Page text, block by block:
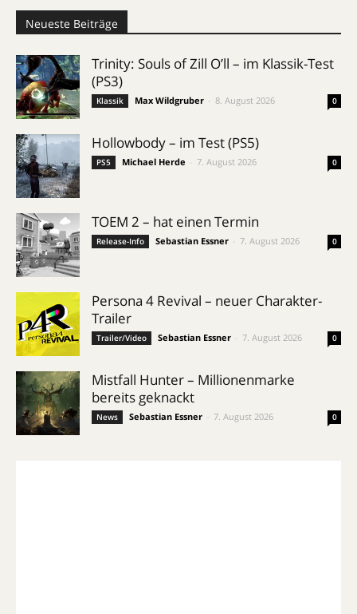
Neueste Beiträge
Trinity: Souls of Zill O’ll – im Klassik-Test
(PS3)
Klassik Max Wildgruber 8. August 2026 0
Hollowbody – im Test (PS5)
PS5 Michael Herde 7. August 2026 0
TOEM 2 – hat einen Termin
Release-Info Sebastian Essner 7. August 2026 0
Persona 4 Revival – neuer Charakter-
Trailer
Trailer/Video Sebastian Essner 7. August 2026 0
Mistfall Hunter – Millionenmarke
bereits geknackt
News Sebastian Essner 7. August 2026 0